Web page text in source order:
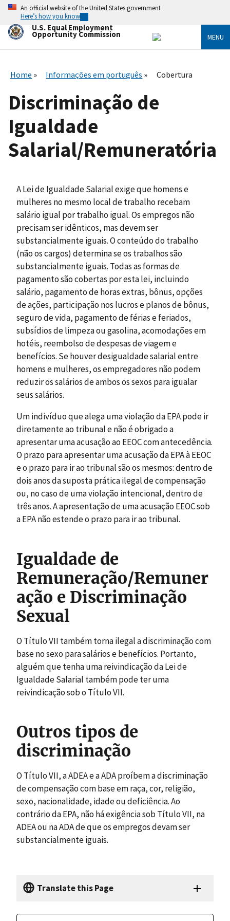
Skip
main
content
An official website of the United States government
Here’s how you know
U.S. Equal Employment
Opportunity Commission MENU
Home Informações em português Cobertura
Discriminação de
Igualdade
Salarial/Remuneratória
A Lei de Igualdade Salarial exige que homens e
mulheres no mesmo local de trabalho recebam
salário igual por trabalho igual. Os empregos não
precisam ser idênticos, mas devem ser
substancialmente iguais. O conteúdo do trabalho
(não os cargos) determina se os trabalhos são
substancialmente iguais. Todas as formas de
pagamento são cobertas por esta lei, incluindo
salário, pagamento de horas extras, bônus, opções
de ações, participação nos lucros e planos de bônus,
seguro de vida, pagamento de férias e feriados,
subsídios de limpeza ou gasolina, acomodações em
hotéis, reembolso de despesas de viagem e
benefícios. Se houver desigualdade salarial entre
homens e mulheres, os empregadores não podem
reduzir os salários de ambos os sexos para igualar
seus salários.
Um indivíduo que alega uma violação da EPA pode ir
diretamente ao tribunal e não é obrigado a
apresentar uma acusação ao EEOC com antecedência.
O prazo para apresentar uma acusação da EPA à EEOC
e o prazo para ir ao tribunal são os mesmos: dentro de
dois anos da suposta prática ilegal de compensação
ou, no caso de uma violação intencional, dentro de
três anos. A apresentação de uma acusação EEOC sob
a EPA não estende o prazo para ir ao tribunal.
Igualdade de
Remuneração/Remuner
ação e Discriminação
Sexual
O Título VII também torna ilegal a discriminação com
base no sexo para salários e benefícios. Portanto,
alguém que tenha uma reivindicação da Lei de
Igualdade Salarial também pode ter uma
reivindicação sob o Título VII.
Outros tipos de
discriminação
O Título VII, a ADEA e a ADA proíbem a discriminação
de compensação com base em raça, cor, religião,
sexo, nacionalidade, idade ou deficiência. Ao
contrário da EPA, não há exigência sob Título VII, na
ADEA ou na ADA de que os empregos devam ser
substancialmente iguais.
Translate this Page